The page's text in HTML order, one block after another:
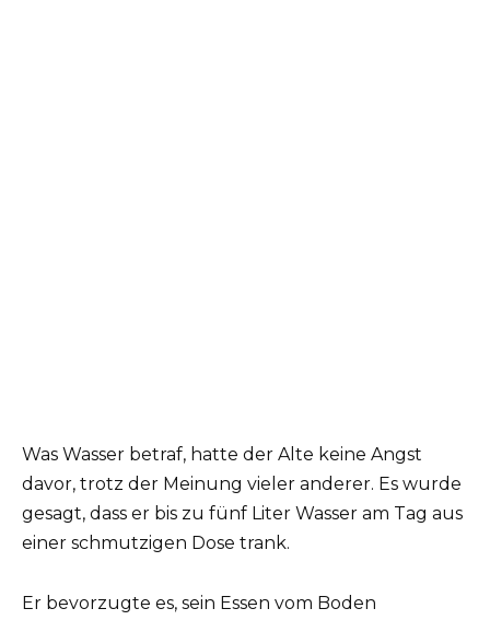
Was Wasser betraf, hatte der Alte keine Angst
davor, trotz der Meinung vieler anderer. Es wurde
gesagt, dass er bis zu fünf Liter Wasser am Tag aus
einer schmutzigen Dose trank.
Er bevorzugte es, sein Essen vom Boden